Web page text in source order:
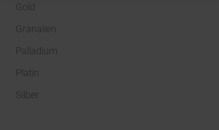
Gold
Granalien
Palladium
Platin
Silber